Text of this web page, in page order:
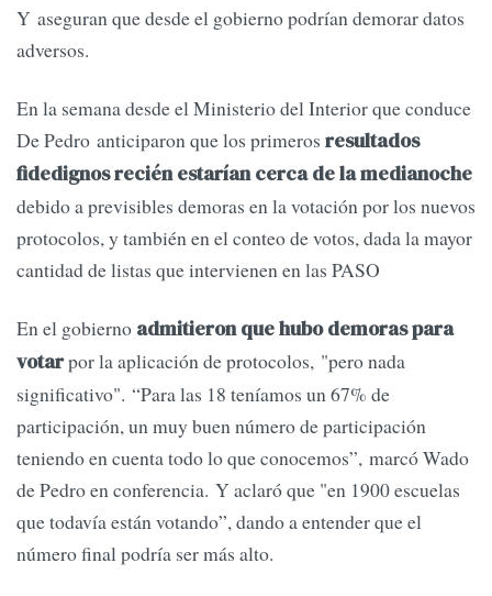
Y aseguran que desde el gobierno podrían demorar datos
adversos.
En la semana desde el Ministerio del Interior que conduce
De Pedro anticiparon que los primeros resultados
fidedignos recién estarían cerca de la medianoche
debido a previsibles demoras en la votación por los nuevos
protocolos, y también en el conteo de votos, dada la mayor
cantidad de listas que intervienen en las PASO
En el gobierno admitieron que hubo demoras para
votarpor la aplicación de protocolos, "pero nada
significativo". “Para las 18 teníamos un 67% de
participación, un muy buen número de participación
teniendo en cuenta todo lo que conocemos”, marcó Wado
de Pedro en conferencia. Y aclaró que "en 1900 escuelas
que todavía están votando”, dando a entender que el
número final podría ser más alto.